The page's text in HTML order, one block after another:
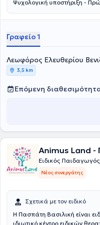
Ψυχολογική υποστήριξη -
Γραφείο 1
Λεωφόρος Ελευθερίου
3,5 km
Επόμενη
Animus Land -
Ειδικός Παιδαγωγός
Νέος συνεργάτης
Σχετικά με τον ειδικό
Η Πασπάτη Βασιλική είναι
ιδιωτικό κέντρο ειδικών